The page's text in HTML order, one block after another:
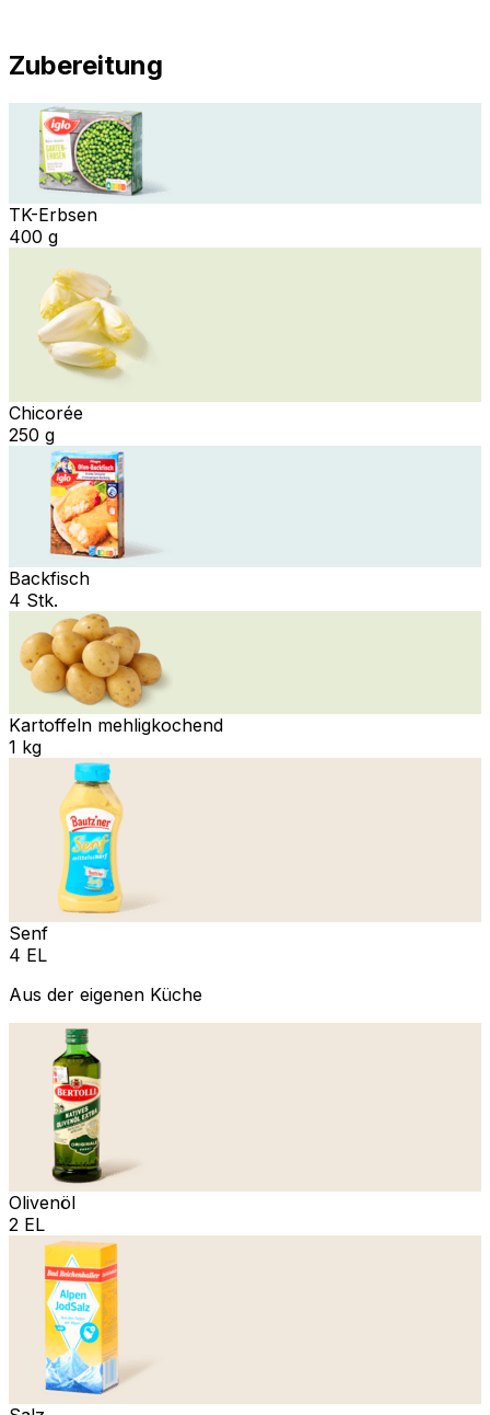
Zubereitung
TK-Erbsen
400 g
Chicorée
250 g
Backfisch
4 Stk.
Kartoffeln mehligkochend
1 kg
Senf
4 EL
Aus der eigenen Küche
Olivenöl
2 EL